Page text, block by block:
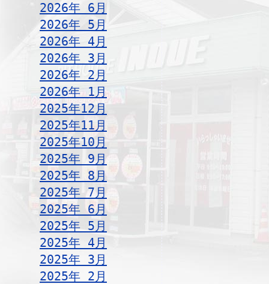
2026年 6月
2026年 5月
2026年 4月
2026年 3月
2026年 2月
2026年 1月
2025年12月
2025年11月
2025年10月
2025年 9月
2025年 8月
2025年 7月
2025年 6月
2025年 5月
2025年 4月
2025年 3月
2025年 2月